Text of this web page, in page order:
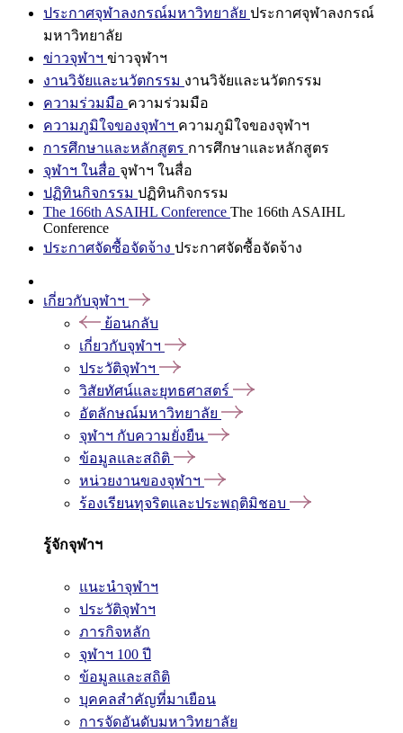
ประกาศจุฬาลงกรณ์มหาวิทยาลัย ประกาศจุฬาลงกรณ์
มหาวิทยาลัย
ข่าวจุฬาฯ ข่าวจุฬาฯ
งานวิจัยและนวัตกรรม งานวิจัยและนวัตกรรม
ความร่วมมือ ความร่วมมือ
ความภูมิใจของจุฬาฯ ความภูมิใจของจุฬาฯ
การศึกษาและหลักสูตร การศึกษาและหลักสูตร
จุฬาฯ ในสื่อ จุฬาฯ ในสื่อ
ปฏิทินกิจกรรม ปฏิทินกิจกรรม
The 166th ASAIHL Conference The 166th ASAIHL
Conference
ประกาศจัดซื้อจัดจ้าง ประกาศจัดซื้อจัดจ้าง
เกี่ยวกับจุฬาฯ
ย้อนกลับ
เกี่ยวกับจุฬาฯ
ประวัติจุฬาฯ
วิสัยทัศน์และยุทธศาสตร์
อัตลักษณ์มหาวิทยาลัย
จุฬาฯ กับความยั่งยืน
ข้อมูลและสถิติ
หน่วยงานของจุฬาฯ
ร้องเรียนทุจริตและประพฤติมิชอบ
รู้จักจุฬาฯ
แนะนำจุฬาฯ
ประวัติจุฬาฯ
ภารกิจหลัก
จุฬาฯ 100 ปี
ข้อมูลและสถิติ
บุคคลสำคัญที่มาเยือน
การจัดอันดับมหาวิทยาลัย